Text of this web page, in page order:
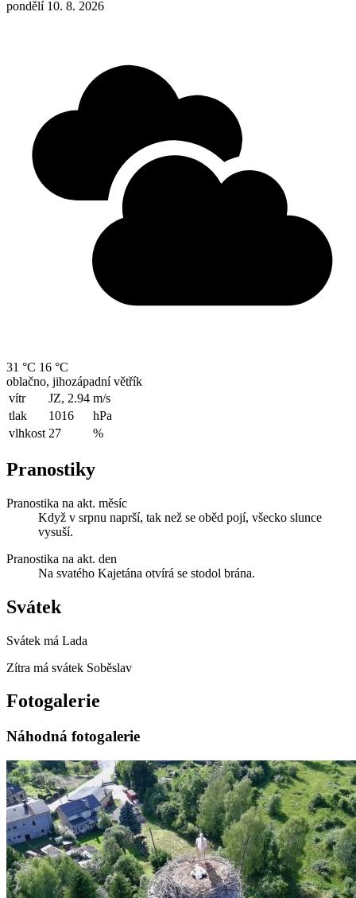
pondělí 10. 8. 2026
31 °C 16 °C
oblačno, jihozápadní větřík
vítr
JZ, 2.94 m/s
tlak
1016
hPa
vlhkost 27 %
Pranostiky
Pranostika na akt. měsíc
Když v srpnu naprší, tak než se oběd pojí, všecko slunce
vysuší.
Pranostika na akt. den
Na svatého Kajetána otvírá se stodol brána.
Svátek
Svátek má Lada
Zítra má svátek Soběslav
Fotogalerie
Náhodná fotogalerie